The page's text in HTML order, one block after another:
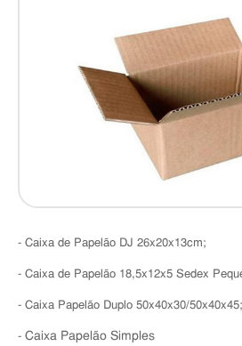
- Caixa de Papelão DJ 26x20x13cm;
- Caixa de Papelão 18,5x12x5 Sedex
- Caixa Papelão Duplo 50x40x30/50x40x45;
- Caixa Papelão Simples